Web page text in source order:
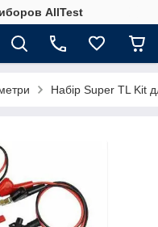
AllTest
Набір Super TL Kit